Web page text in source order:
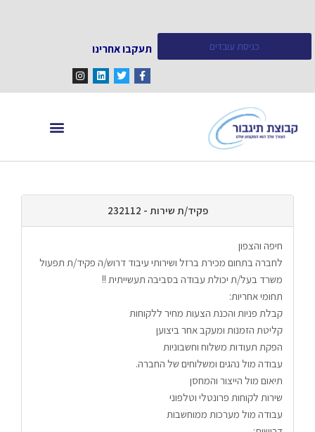
כניסת עובדים תעקבו אחרינו
פקיד/ת שירות - 232112
חיפה והצפון
משרד בעל/ת יכולת עבודה בסביבה תעשייתית !!
תחומי אחריות:
קבלת פניות והכנת הצעות מחיר ללקוחות
קליטת הזמנות ומעקב אחר ביצוען
הפקת תעודות משלוח וחשבוניות
עבודה מול נהגים ומשלוחים של החברה.
תיאום מול הייצור והמחסן
שירות לקוחות פרונטלי וטלפוני
עבודה מול מערכות ממוחשבות